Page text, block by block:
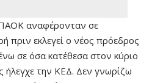
αναφέρονταν σε
πριν εκλεγεί ο νέος πρόεδρος
σε όσα κατέθεσα στον κύριο
ήλεγχε την ΚΕΔ. Δεν γνωρίζω